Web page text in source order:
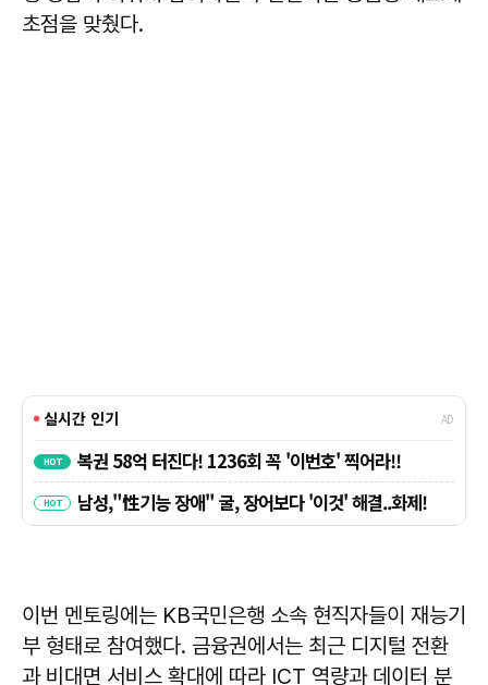
초점을 맞췄다.
이번 멘토링에는 KB국민은행 소속 현직자들이 재능기
부 형태로 참여했다. 금융권에서는 최근 디지털 전환
과 비대면 서비스 확대에 따라 ICT 역량과 데이터 분